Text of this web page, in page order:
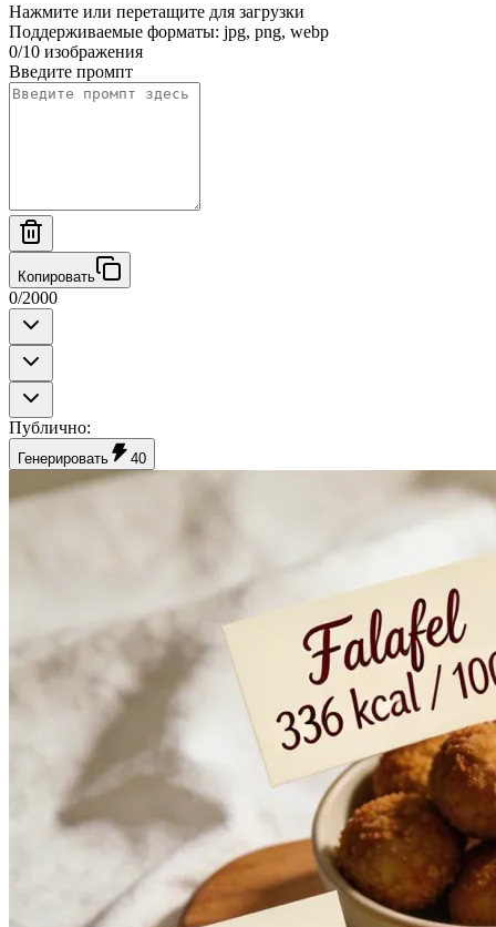
Нажмите или перетащите для загрузки
Поддерживаемые форматы: jpg, png, webp
0/10 изображения
Введите промпт
Копировать
0/2000
Публично:
Генерировать 40